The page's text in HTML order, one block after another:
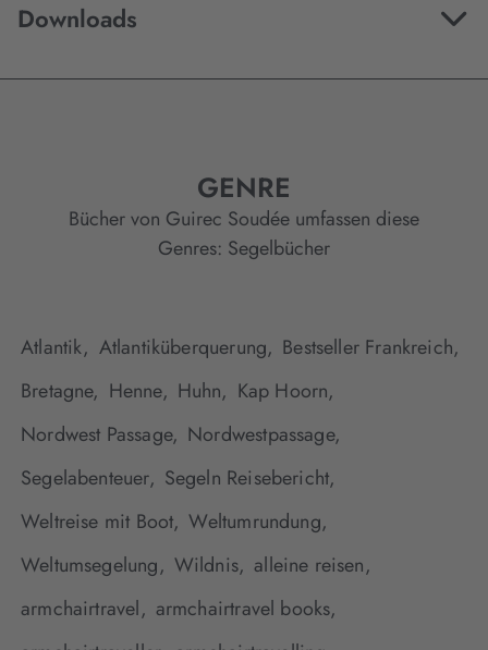
Downloads
GENRE
Bücher von Guirec Soudée umfassen diese
Genres: Segelbücher
Atlantik, Atlantiküberquerung, Bestseller Frankreich,
Bretagne, Henne, Huhn, Kap Hoorn,
Nordwest Passage, Nordwestpassage,
Segelabenteuer, Segeln Reisebericht,
Weltreise mit Boot, Weltumrundung,
Weltumsegelung, Wildnis, alleine reisen,
armchairtravel, armchairtravel books,